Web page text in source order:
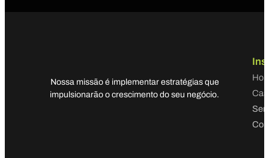
Nossa missão é implementar estratégias que
impulsionarão o crescimento do seu negócio.